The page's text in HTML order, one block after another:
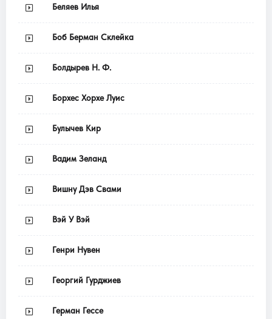
Беляев Илья
Боб Берман Склейка
Болдырев Н. Ф.
Борхес Хорхе Луис
Булычев Кир
Вадим Зеланд
Вишну Дэв Свами
Вэй У Вэй
Генри Нувен
Георгий Гурджиев
Герман Гессе